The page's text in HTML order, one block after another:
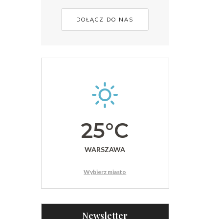
DOŁĄCZ DO NAS
25°C
WARSZAWA
Wybierz miasto
Newsletter